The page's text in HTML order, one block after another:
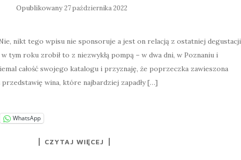
Opublikowany27 października 2022
Nie, nikt tego wpisu nie sponsoruje a jest on relacją z ostatniej degustacji
tym roku zrobił to z niezwykłą pompą – w dwa dni, w Poznaniu i
całość swojego katalogu i przyznaję, że poprzeczka zawieszona
wina, które najbardziej zapadły […]
WhatsApp
CZYTAJ WIĘCEJ